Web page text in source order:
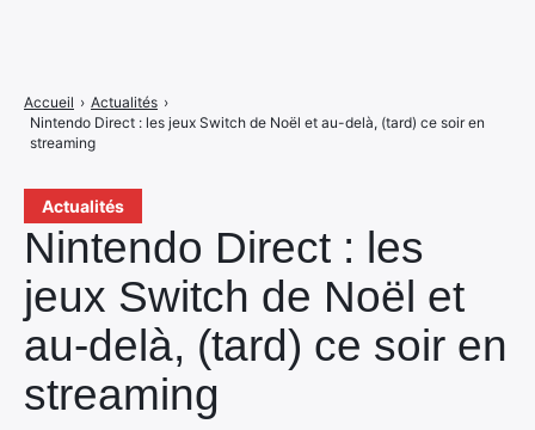
Actualités
Nintendo Direct : les
jeux Switch de Noël et
au-delà, (tard) ce soir en
streaming
Accueil › Actualités ›
Nintendo Direct : les jeux Switch de Noël et au-delà, (tard) ce soir en
streaming